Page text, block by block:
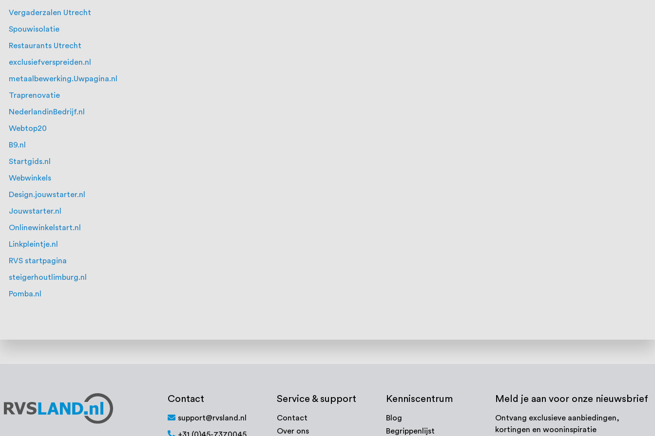
Vergaderzalen Utrecht
Spouwisolatie
Restaurants Utrecht
exclusiefverspreiden.nl
metaalbewerking.Uwpagina.nl
Traprenovatie
NederlandinBedrijf.nl
Webtop20
B9.nl
Startgids.nl
Webwinkels
Design.jouwstarter.nl
Jouwstarter.nl
Onlinewinkelstart.nl
Linkpleintje.nl
RVS startpagina
steigerhoutlimburg.nl
Pomba.nl
Contact
support@rvsland.nl
Service & support
Contact
Over ons
Kenniscentrum
Blog
Begrippenlijst
Meld je aan voor onze nieuwsbrief
Ontvang exclusieve aanbiedingen,
kortingen en wooninspiratie